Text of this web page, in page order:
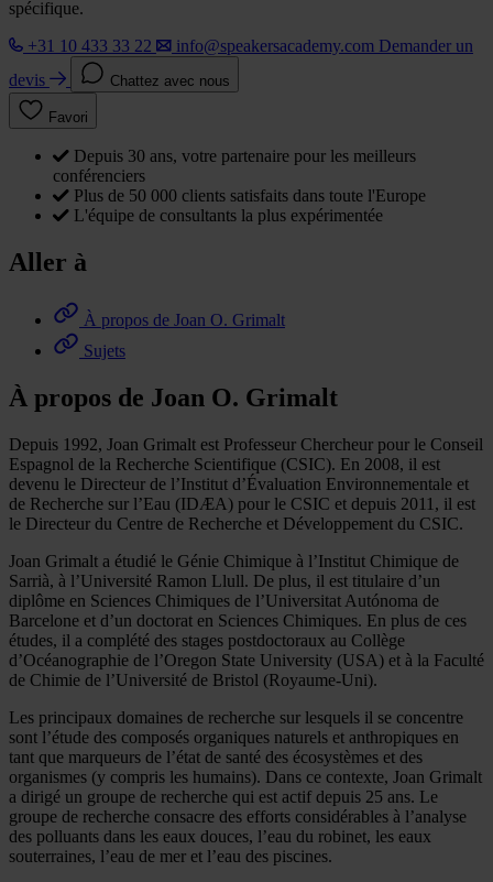
spécifique.
+31 10 433 33 22
info@speakersacademy.com Demander un
devis
Chattez avec nous
Favori
Depuis 30 ans, votre partenaire pour les meilleurs
conférenciers
Plus de 50 000 clients satisfaits dans toute l'Europe
L'équipe de consultants la plus expérimentée
Aller à
À propos de Joan O. Grimalt
Sujets
À propos de Joan O. Grimalt
Depuis 1992, Joan Grimalt est Professeur Chercheur pour le Conseil
Espagnol de la Recherche Scientifique (CSIC). En 2008, il est
devenu le Directeur de l’Institut d’Évaluation Environnementale et
de Recherche sur l’Eau (IDÆA) pour le CSIC et depuis 2011, il est
le Directeur du Centre de Recherche et Développement du CSIC.
Joan Grimalt a étudié le Génie Chimique à l’Institut Chimique de
Sarrià, à l’Université Ramon Llull. De plus, il est titulaire d’un
diplôme en Sciences Chimiques de l’Universitat Autónoma de
Barcelone et d’un doctorat en Sciences Chimiques. En plus de ces
études, il a complété des stages postdoctoraux au Collège
d’Océanographie de l’Oregon State University (USA) et à la Faculté
de Chimie de l’Université de Bristol (Royaume-Uni).
Les principaux domaines de recherche sur lesquels il se concentre
sont l’étude des composés organiques naturels et anthropiques en
tant que marqueurs de l’état de santé des écosystèmes et des
organismes (y compris les humains). Dans ce contexte, Joan Grimalt
a dirigé un groupe de recherche qui est actif depuis 25 ans. Le
groupe de recherche consacre des efforts considérables à l’analyse
des polluants dans les eaux douces, l’eau du robinet, les eaux
souterraines, l’eau de mer et l’eau des piscines.